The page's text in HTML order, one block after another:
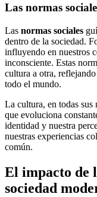
Las normas
Las normas sociales
dentro de la sociedad.
influyendo en nuestros
inconsciente. Estas
cultura a otra,
todo el mundo.
La cultura, en todas sus
que evoluciona
identidad y nuestra
nuestras experiencias
común.
El impacto de
sociedad